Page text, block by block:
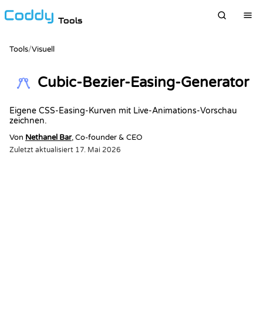
Tools
Tools/Visuell
Cubic-Bezier-Easing-Generator
Eigene CSS-Easing-Kurven mit Live-Animations-Vorschau
zeichnen.
Von Nethanel Bar, Co-founder & CEO
Zuletzt aktualisiert 17. Mai 2026